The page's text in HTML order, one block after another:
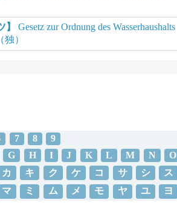
Gesetz zur Ordnung des Wasserhaushalts
独）
7 8
9
G H I J K L M N O
カ キ ク ケ コ サ シ ス
マ ミ ム メ モ ヤ ユ ヨ